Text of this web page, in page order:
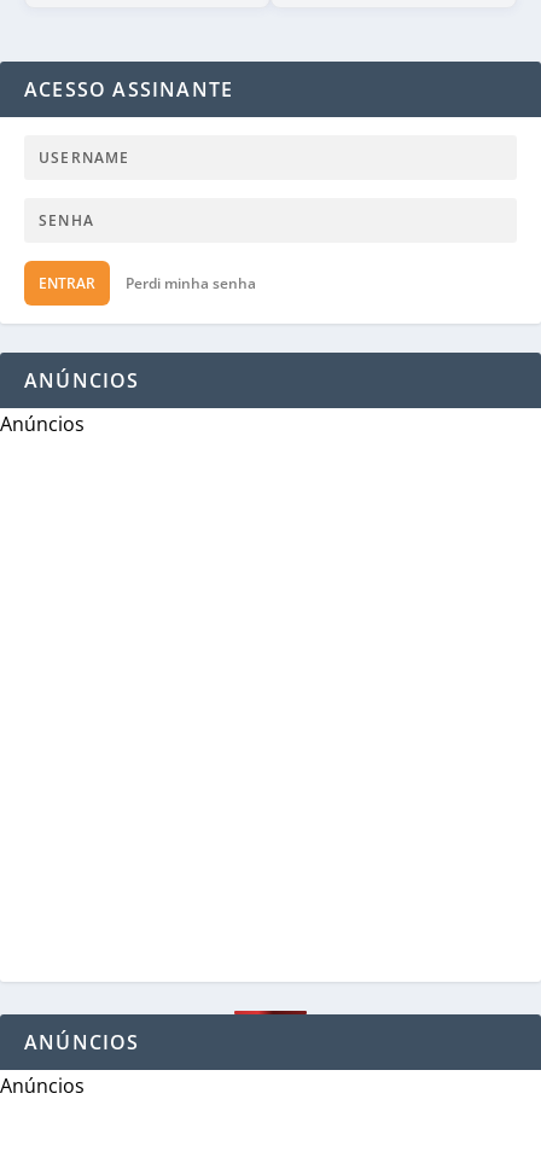
ACESSO ASSINANTE
ENTRAR Perdi minha senha
ANÚNCIOS
Anúncios
ANÚNCIOS
Anúncios